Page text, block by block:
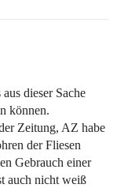
dieser Sache
können.
Zeitung, AZ habe
der Fliesen
Gebrauch einer
auch nicht weiß